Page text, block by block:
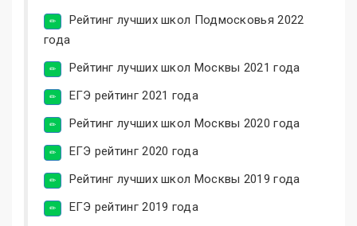
Рейтинг лучших школ Подмосковья 2022
года
Рейтинг лучших школ Москвы 2021 года
ЕГЭ рейтинг 2021 года
Рейтинг лучших школ Москвы 2020 года
ЕГЭ рейтинг 2020 года
Рейтинг лучших школ Москвы 2019 года
ЕГЭ рейтинг 2019 года